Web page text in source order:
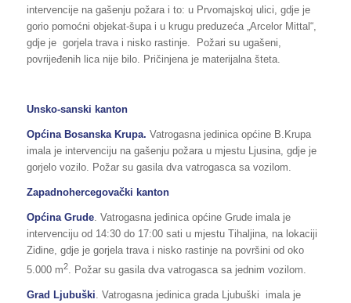
intervencije na gašenju požara i to: u Prvomajskoj ulici, gdje je
gorio pomoćni objekat-šupa i u krugu preduzeća „Arcelor Mittal“,
gdje je gorjela trava i nisko rastinje. Požari su ugašeni,
povrijeđenih lica nije bilo. Pričinjena je materijalna šteta.
Unsko-sanski kanton
Općina Bosanska Krupa. Vatrogasna jedinica općine B.Krupa
imala je intervenciju na gašenju požara u mjestu Ljusina, gdje je
gorjelo vozilo. Požar su gasila dva vatrogasca sa vozilom.
Zapadnohercegovački kanton
Općina Grude. Vatrogasna jedinica općine Grude imala je
intervenciju od 14:30 do 17:00 sati u mjestu Tihaljina, na lokaciji
Zidine, gdje je gorjela trava i nisko rastinje na površini od oko
5.000 m2. Požar su gasila dva vatrogasca sa jednim vozilom.
Grad Ljubuški. Vatrogasna jedinica grada Ljubuški imala je